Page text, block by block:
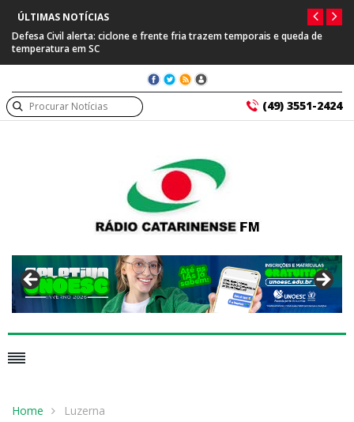
ÚLTIMAS NOTÍCIAS
Defesa Civil alerta: ciclone e frente fria trazem temporais e queda de
temperatura em SC
(49) 3551-2424
Home Luzerna